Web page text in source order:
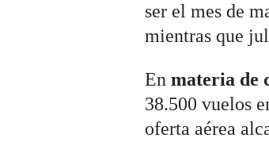
ser el mes de
mientras que
Enmateria de
38.500 vuelos
oferta aérea